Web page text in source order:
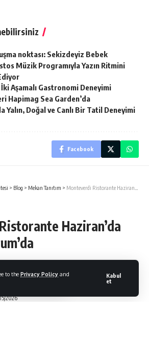
to the Privacy Policy and
Kabul
et
noktası: Sekizdeyiz Bebek
Müzik Programıyla Yazın Ritmini
Aşamalı Gastronomi Deneyimi
Hapimag Sea Garden’da
Yalın, Doğal ve Canlı Bir Tatil Deneyimi
Facebook
> Blog > Mekan Tanıtım > Monteverdi Ristorante Haziran’da Susona Bodrum’da
Haziran’da
2026